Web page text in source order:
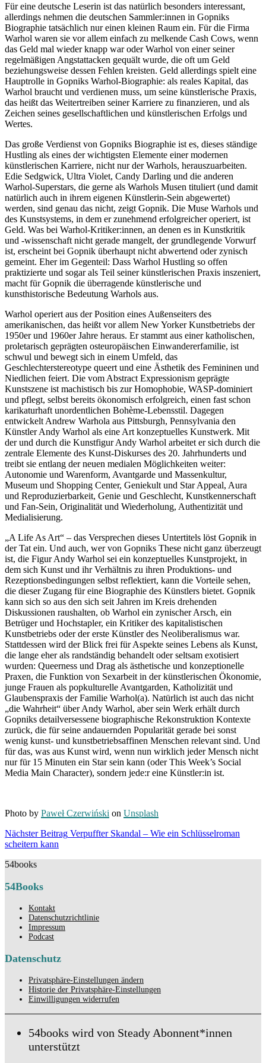
Für eine deutsche Leserin ist das natürlich besonders interessant,
allerdings nehmen die deutschen Sammler:innen in Gopniks
Biographie tatsächlich nur einen kleinen Raum ein. Für die Firma
Warhol waren sie vor allem einfach zu melkende Cash Cows, wenn
das Geld mal wieder knapp war oder Warhol von einer seiner
regelmäßigen Angstattacken gequält wurde, die oft um Geld
beziehungsweise dessen Fehlen kreisten. Geld allerdings spielt eine
Hauptrolle in Gopniks Warhol-Biographie: als reales Kapital, das
Warhol braucht und verdienen muss, um seine künstlerische Praxis,
das heißt das Weitertreiben seiner Karriere zu finanzieren, und als
Zeichen seines gesellschaftlichen und künstlerischen Erfolgs und
Wertes.
Das große Verdienst von Gopniks Biographie ist es, dieses ständige
Hustling als eines der wichtigsten Elemente einer modernen
künstlerischen Karriere, nicht nur der Warhols, herauszuarbeiten.
Edie Sedgwick, Ultra Violet, Candy Darling und die anderen
Warhol-Superstars, die gerne als Warhols Musen tituliert (und damit
natürlich auch in ihrem eigenen Künstlerin-Sein abgewertet)
werden, sind genau das nicht, zeigt Gopnik. Die Muse Warhols und
des Kunstsystems, in dem er zunehmend erfolgreicher operiert, ist
Geld. Was bei Warhol-Kritiker:innen, an denen es in Kunstkritik
und -wissenschaft nicht gerade mangelt, der grundlegende Vorwurf
ist, erscheint bei Gopnik überhaupt nicht abwertend oder zynisch
gemeint. Eher im Gegenteil: Dass Warhol Hustling so offen
praktizierte und sogar als Teil seiner künstlerischen Praxis inszeniert,
macht für Gopnik die überragende künstlerische und
kunsthistorische Bedeutung Warhols aus.
Warhol operiert aus der Position eines Außenseiters des
amerikanischen, das heißt vor allem New Yorker Kunstbetriebs der
1950er und 1960er Jahre heraus. Er stammt aus einer katholischen,
proletarisch geprägten osteuropäischen Einwandererfamilie, ist
schwul und bewegt sich in einem Umfeld, das
Geschlechterstereotype queert und eine Ästhetik des Femininen und
Niedlichen feiert. Die vom Abstract Expressionism geprägte
Kunstszene ist machistisch bis zur Homophobie, WASP-dominiert
und pflegt, selbst bereits ökonomisch erfolgreich, einen fast schon
karikaturhaft unordentlichen Bohème-Lebensstil. Dagegen
entwickelt Andrew Warhola aus Pittsburgh, Pennsylvania den
Künstler Andy Warhol als eine Art konzeptuelles Kunstwerk. Mit
der und durch die Kunstfigur Andy Warhol arbeitet er sich durch die
zentrale Elemente des Kunst-Diskurses des 20. Jahrhunderts und
treibt sie entlang der neuen medialen Möglichkeiten weiter:
Autonomie und Warenform, Avantgarde und Massenkultur,
Museum und Shopping Center, Geniekult und Star Appeal, Aura
und Reproduzierbarkeit, Genie und Geschlecht, Kunstkennerschaft
und Fan-Sein, Originalität und Wiederholung, Authentizität und
Medialisierung.
„A Life As Art“ – das Versprechen dieses Untertitels löst Gopnik in
der Tat ein. Und auch, wer von Gopniks These nicht ganz überzeugt
ist, die Figur Andy Warhol sei ein konzeptuelles Kunstprojekt, in
dem sich Kunst und ihr Verhältnis zu ihren Produktions- und
Rezeptionsbedingungen selbst reflektiert, kann die Vorteile sehen,
die dieser Zugang für eine Biographie des Künstlers bietet. Gopnik
kann sich so aus den sich seit Jahren im Kreis drehenden
Diskussionen raushalten, ob Warhol ein zynischer Arsch, ein
Betrüger und Hochstapler, ein Kritiker des kapitalistischen
Kunstbetriebs oder der erste Künstler des Neoliberalismus war.
Stattdessen wird der Blick frei für Aspekte seines Lebens als Kunst,
die lange eher als randständig behandelt oder seltsam exotisiert
wurden: Queerness und Drag als ästhetische und konzeptionelle
Praxen, die Funktion von Sexarbeit in der künstlerischen Ökonomie,
junge Frauen als popkulturelle Avantgarden, Katholizität und
Glaubenspraxis der Familie Warhol(a). Natürlich ist auch das nicht
„die Wahrheit“ über Andy Warhol, aber sein Werk erhält durch
Gopniks detailversessene biographische Rekonstruktion Kontexte
zurück, die für seine andauernden Popularität gerade bei sonst
wenig kunst- und kunstbetriebsaffinen Menschen relevant sind. Und
für das, was aus Kunst wird, wenn nun wirklich jeder Mensch nicht
nur für 15 Minuten ein Star sein kann (oder This Week’s Social
Media Main Character), sondern jede:r eine Künstler:in ist.
Photo by Paweł Czerwiński on Unsplash
Beitragsnavigation
Nächster Beitrag Verpuffter Skandal – Wie ein Schlüsselroman
scheitern kann
54books
54Books
Kontakt
Datenschutzrichtlinie
Impressum
Podcast
Datenschutz
Privatsphäre-Einstellungen ändern
Historie der Privatsphäre-Einstellungen
Einwilligungen widerrufen
54books wird von Steady Abonnent*innen
unterstützt